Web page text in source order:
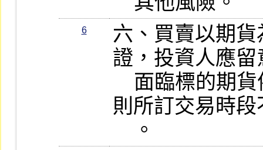
6
六、買賣以期
證，投資人應
則所訂交易時
    。